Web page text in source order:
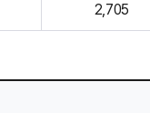
2,705